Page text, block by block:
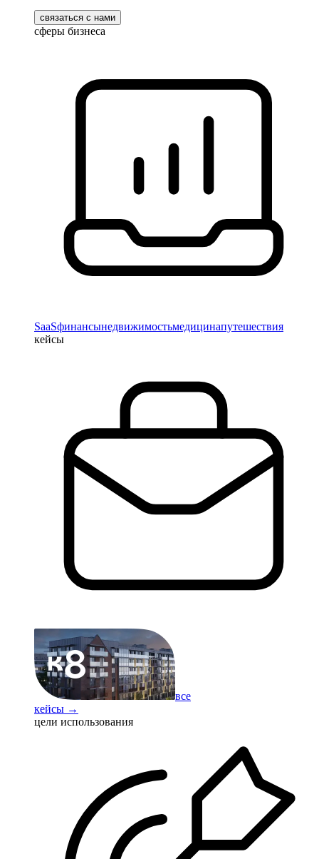
связаться с нами
сферы бизнеса
SaaSфинансынедвижимостьмедицинапутешествия
кейсы
все
кейсы →
цели использования